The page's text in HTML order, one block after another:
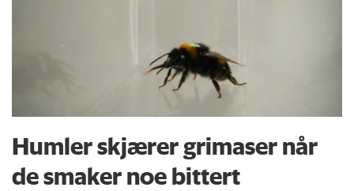
Humler skjærer grimaser når
de smaker noe bittert